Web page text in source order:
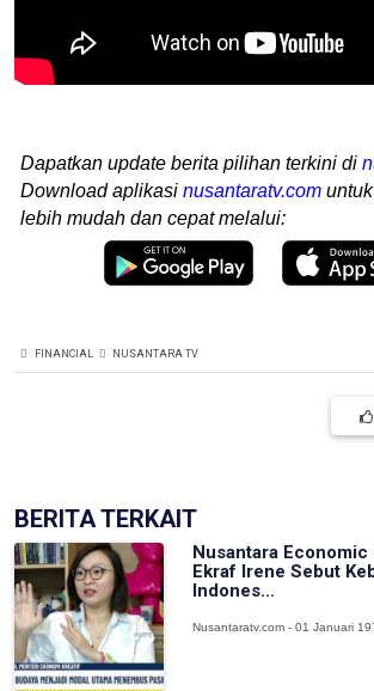
Dapatkan update berita pilihan terkini di
Download aplikasi nusantaratv.com
lebih mudah dan cepat melalui:
FINANCIAL NUSANTARA TV
BERITA TERKAIT
Nusantara Economic
Ekraf Irene Sebut
Indones...
Nusantaratv.com - 01 Januari